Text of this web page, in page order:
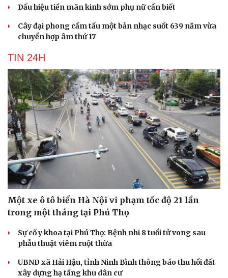
Du lịch
Tư vấn
Săn Tour
check-in
Podcast
Câu chuyện thời sự
Đọc truyện đêm khuya
Cửa sổ tình yêu
Kể chuyện cho bé
Hạt giống tâm hồn
Dấu hiệu tiền mãn kinh sớm phụ nữ cần biết
Cây đại phong cầm tấu một bản nhạc suốt 639 năm vừa
chuyển hợp âm thứ 17
TIN 24H
Một xe ô tô biển Hà Nội vi phạm tốc độ 21 lần
trong một tháng tại Phú Thọ
Sự cố y khoa tại Phú Thọ: Bệnh nhi 8 tuổi tử vong sau
phẫu thuật viêm ruột thừa
UBND xã Hải Hậu, tỉnh Ninh Bình thông báo thu hồi đất
xây dựng hạ tầng khu dân cư